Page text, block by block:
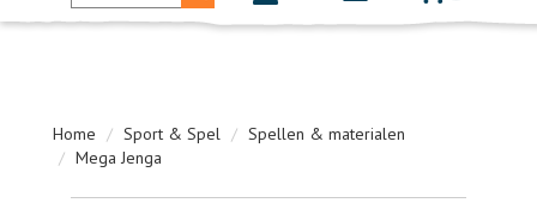
mobile
Home Sport & Spel
Spellen & materialen
Mega Jenga